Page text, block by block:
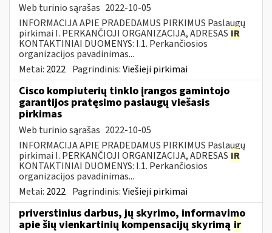
Web turinio sąrašas 2022-10-05
INFORMACIJA APIE PRADEDAMUS PIRKIMUS Paslaugų
pirkimai I. PERKANČIOJI ORGANIZACIJA, ADRESAS IR
KONTAKTINIAI DUOMENYS: I.1. Perkančiosios
organizacijos pavadinimas...
Metai: 2022 Pagrindinis:Viešieji pirkimai
Cisco kompiuterių tinklo įrangos gamintojo
garantijos pratęsimo paslaugų viešasis
pirkimas
Web turinio sąrašas 2022-10-05
INFORMACIJA APIE PRADEDAMUS PIRKIMUS Paslaugų
pirkimai I. PERKANČIOJI ORGANIZACIJA, ADRESAS IR
KONTAKTINIAI DUOMENYS: I.1. Perkančiosios
organizacijos pavadinimas...
Metai: 2022 Pagrindinis:Viešieji pirkimai
priverstinius darbus, jų skyrimo, informavimo
apie šių vienkartinių kompensacijų skyrimą ir